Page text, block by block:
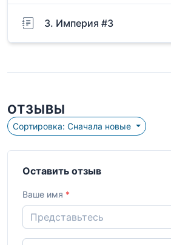
3. Империя #3
ОТЗЫВЫ
Сортировка: Сначала новые
Оставить отзыв
Ваше имя *